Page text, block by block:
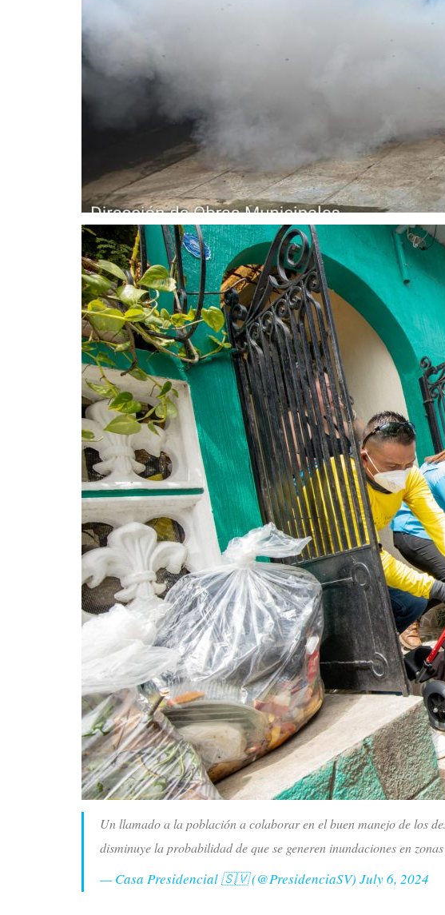
Un llamado a la población a colaborar en el buen manejo de los
disminuye la probabilidad de que se generen inundaciones en
— Casa Presidencial 🇸🇻 (@PresidenciaSV) July 6, 2024